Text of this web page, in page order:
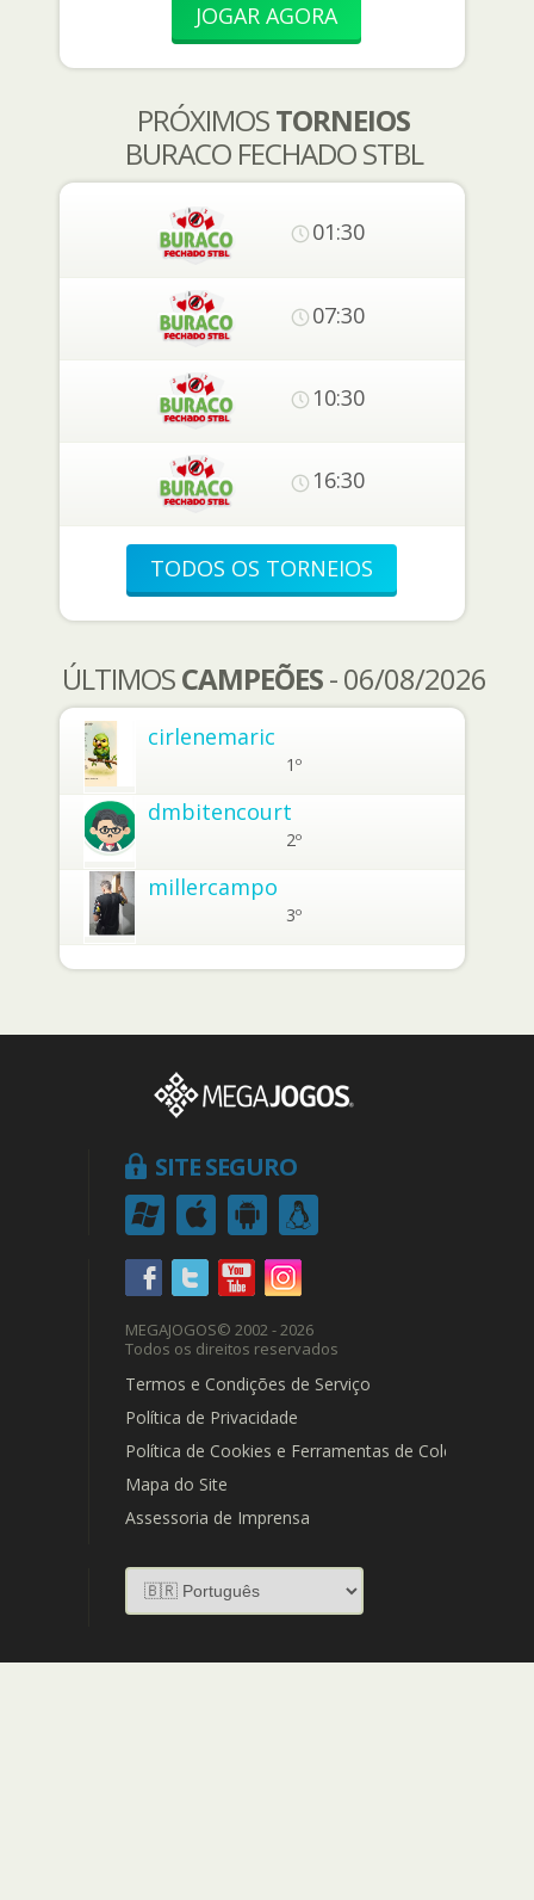
JOGAR AGORA
PRÓXIMOSTORNEIOS
BURACO FECHADO STBL
01:30
07:30
10:30
16:30
TODOS OS TORNEIOS
ÚLTIMOSCAMPEÕES- 06/08/2026
cirlenemaric
1º
dmbitencourt
2º
millercampo
3º
SITE SEGURO
MEGAJOGOS© 2002 - 2026
Todos os direitos reservados
Termos e Condições de Serviço
Política de Privacidade
Política de Cookies e Ferramentas de Coleta de
Mapa do Site
Assessoria de Imprensa